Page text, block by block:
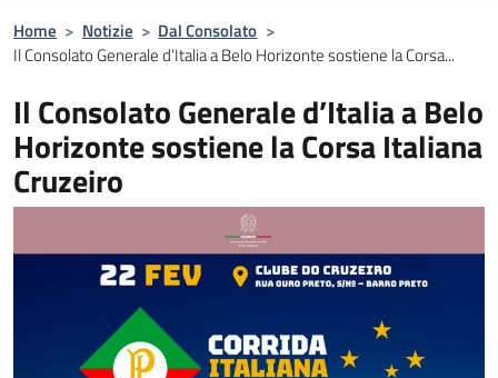
Home > Notizie > Dal Consolato >
Il Consolato Generale d’Italia a Belo Horizonte sostiene la Corsa...
Il Consolato Generale d’Italia a Belo
Horizonte sostiene la Corsa Italiana
Cruzeiro